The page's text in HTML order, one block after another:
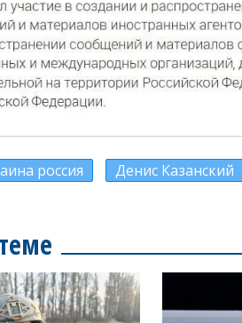
россия Денис Казанский